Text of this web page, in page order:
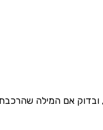
ובדוק אם המילה